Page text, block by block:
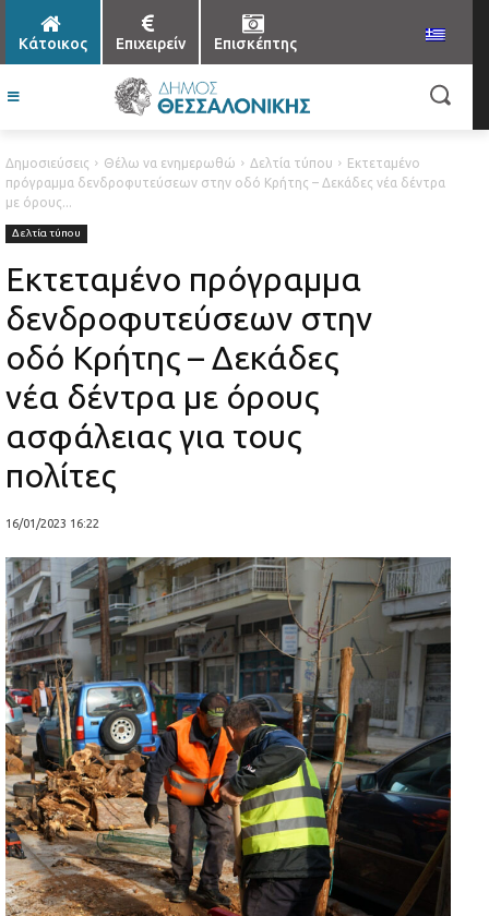
Κάτοικος Επιχειρείν Επισκέπτης
Δημοσιεύσεις Θέλω να ενημερωθώ Δελτία τύπου
Εκτεταμένο
πρόγραμμα δενδροφυτεύσεων στην οδό Κρήτης – Δεκάδες νέα δέντρα
με όρους...
Δελτία τύπου
Εκτεταμένο πρόγραμμα
δενδροφυτεύσεων στην
οδό Κρήτης – Δεκάδες
νέα δέντρα με όρους
ασφάλειας για τους
πολίτες
16/01/2023 16:22